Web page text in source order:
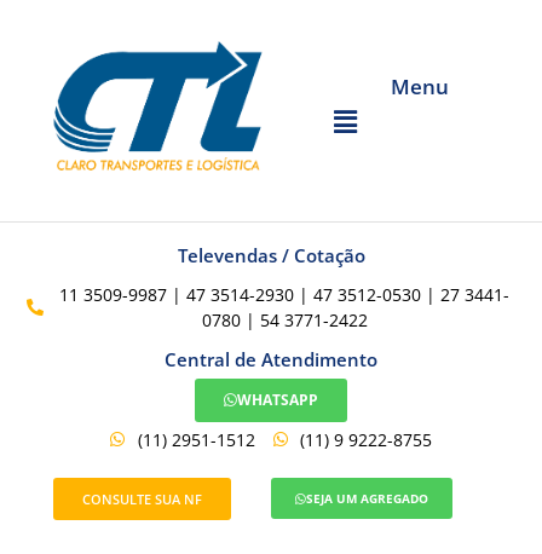
Menu
Televendas / Cotação
11 3509-9987 | 47 3514-2930 | 47 3512-0530 | 27 3441-
0780 | 54 3771-2422
Central de Atendimento
WHATSAPP
(11) 2951-1512 (11) 9 9222-8755
CONSULTE SUA NF SEJA UM AGREGADO